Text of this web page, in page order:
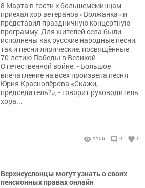
8 Марта в гости к большемеминцам
приехал хор ветеранов «Волжанка» и
представил праздничную концертную
программу. Для жителей села были
исполнены как русские народные песни,
так и песни лирические, посвящённые
70-летию Победы в Великой
Отечественной войне. - Большое
впечатление на всех произвела песня
Юрия Краснопёрова «Скажи,
председатель?», - говорит руководитель
хора...
1156 0 0
Верхнеуслонцы могут узнать о своих
пенсионных правах онлайн